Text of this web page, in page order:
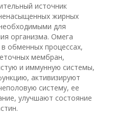
источник
жирных
для
организма. Омега
обменных процессах,
мембран,
и иммунную системы,
активизируют
систему, ее
улучшают состояние